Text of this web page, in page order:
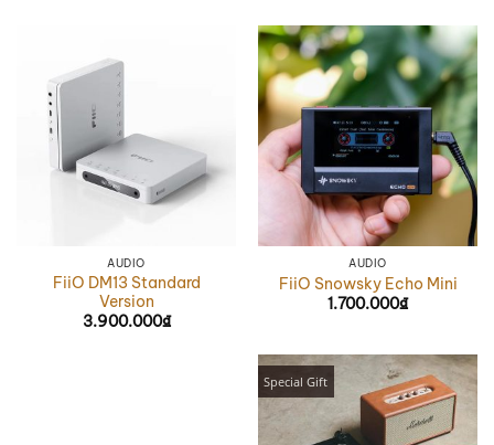
AUDIO
FiiO DM13 Standard
Version
3.900.000₫
AUDIO
FiiO Snowsky Echo Mini
1.700.000₫
Special Gift